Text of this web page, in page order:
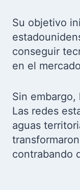
Su objetivo
conseguir
en el
Sin embargo,
Las redes
aguas
contrabando